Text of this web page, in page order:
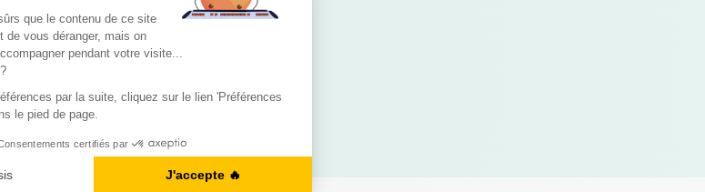
vous apprenez chaque jour.
sur notre page du
modération !